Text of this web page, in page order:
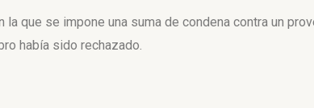
la que se impone una suma de condena contra un
había sido rechazado.